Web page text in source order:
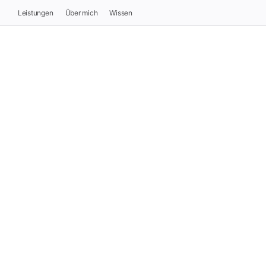
Leistungen Über mich Wissen